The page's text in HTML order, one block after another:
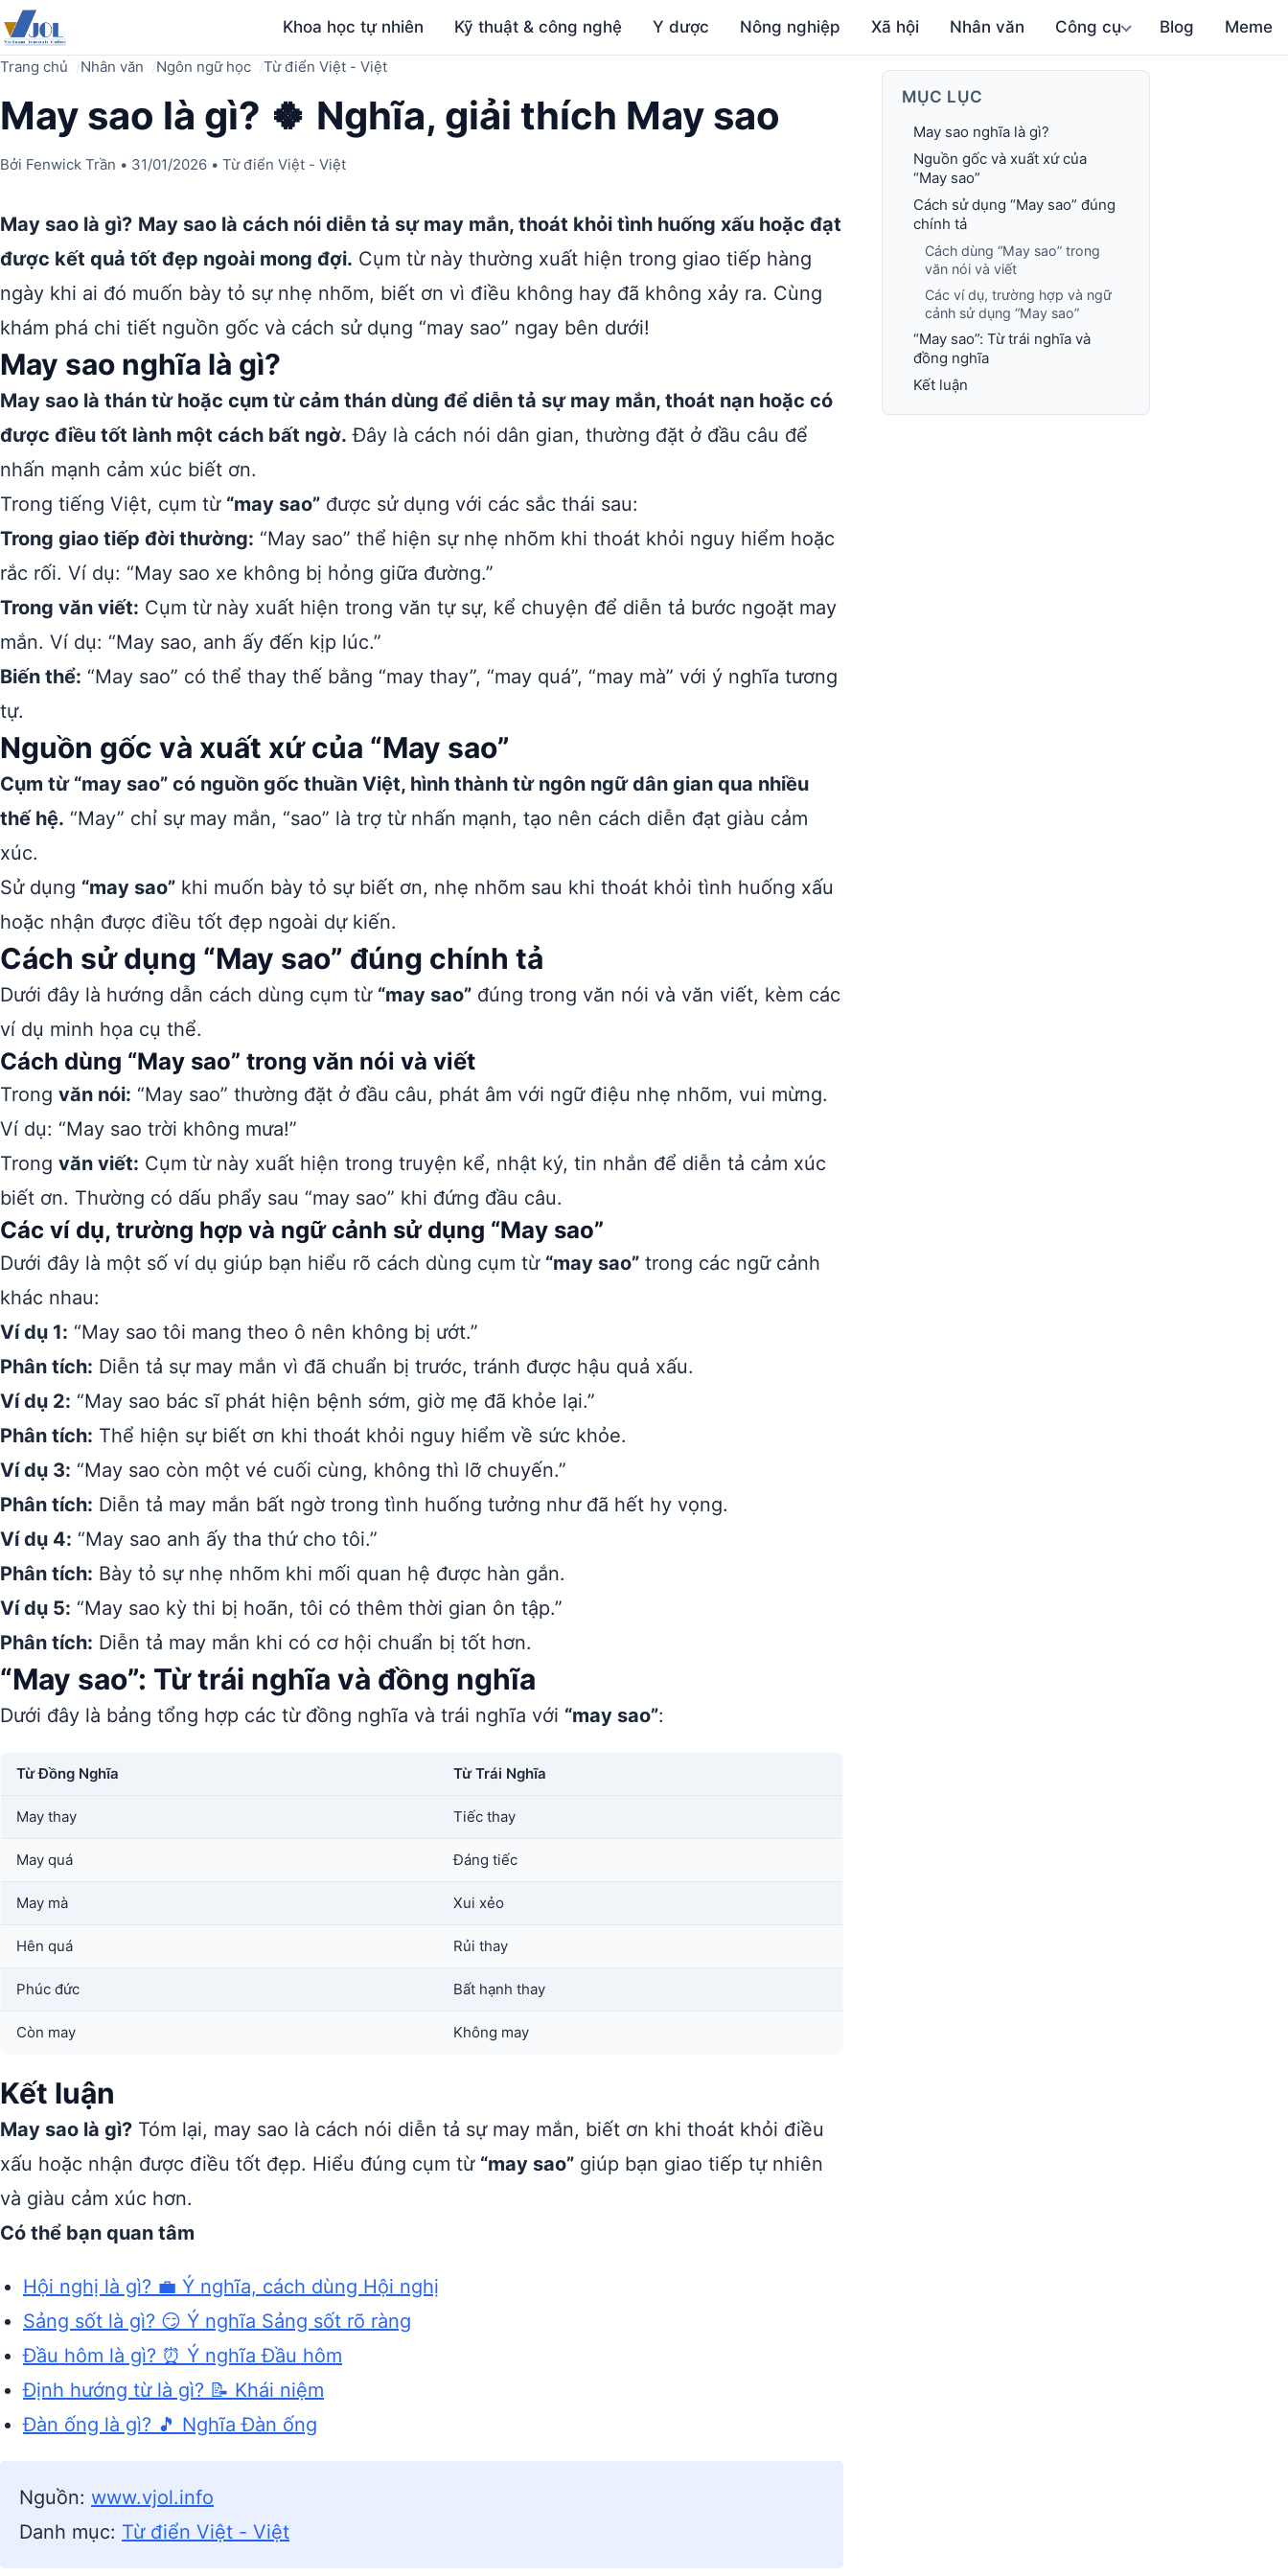
Khoa học tự nhiên Kỹ thuật & công nghệ Y dược Nông nghiệp Xã hội Nhân văn Công cụ Blog Meme
Trang chủ Nhân văn Ngôn ngữ học Từ điển Việt - Việt
May sao là gì? 🍀 Nghĩa, giải thích May sao
Bởi Fenwick Trần • 31/01/2026 • Từ điển Việt - Việt
May sao là gì? May sao là cách nói diễn tả sự may mắn, thoát khỏi tình huống xấu hoặc đạt
được kết quả tốt đẹp ngoài mong đợi. Cụm từ này thường xuất hiện trong giao tiếp hàng
ngày khi ai đó muốn bày tỏ sự nhẹ nhõm, biết ơn vì điều không hay đã không xảy ra. Cùng
khám phá chi tiết nguồn gốc và cách sử dụng “may sao” ngay bên dưới!
May sao nghĩa là gì?
May sao là thán từ hoặc cụm từ cảm thán dùng để diễn tả sự may mắn, thoát nạn hoặc có
được điều tốt lành một cách bất ngờ. Đây là cách nói dân gian, thường đặt ở đầu câu để
nhấn mạnh cảm xúc biết ơn.
Trong tiếng Việt, cụm từ “may sao” được sử dụng với các sắc thái sau:
Trong giao tiếp đời thường: “May sao” thể hiện sự nhẹ nhõm khi thoát khỏi nguy hiểm hoặc
rắc rối. Ví dụ: “May sao xe không bị hỏng giữa đường.”
Trong văn viết: Cụm từ này xuất hiện trong văn tự sự, kể chuyện để diễn tả bước ngoặt may
mắn. Ví dụ: “May sao, anh ấy đến kịp lúc.”
Biến thể: “May sao” có thể thay thế bằng “may thay”, “may quá”, “may mà” với ý nghĩa tương
tự.
Nguồn gốc và xuất xứ của “May sao”
Cụm từ “may sao” có nguồn gốc thuần Việt, hình thành từ ngôn ngữ dân gian qua nhiều
thế hệ. “May” chỉ sự may mắn, “sao” là trợ từ nhấn mạnh, tạo nên cách diễn đạt giàu cảm
xúc.
Sử dụng “may sao” khi muốn bày tỏ sự biết ơn, nhẹ nhõm sau khi thoát khỏi tình huống xấu
hoặc nhận được điều tốt đẹp ngoài dự kiến.
Cách sử dụng “May sao” đúng chính tả
Dưới đây là hướng dẫn cách dùng cụm từ “may sao” đúng trong văn nói và văn viết, kèm các
ví dụ minh họa cụ thể.
Cách dùng “May sao” trong văn nói và viết
Trong văn nói: “May sao” thường đặt ở đầu câu, phát âm với ngữ điệu nhẹ nhõm, vui mừng.
Ví dụ: “May sao trời không mưa!”
Trong văn viết: Cụm từ này xuất hiện trong truyện kể, nhật ký, tin nhắn để diễn tả cảm xúc
biết ơn. Thường có dấu phẩy sau “may sao” khi đứng đầu câu.
Các ví dụ, trường hợp và ngữ cảnh sử dụng “May sao”
Dưới đây là một số ví dụ giúp bạn hiểu rõ cách dùng cụm từ “may sao” trong các ngữ cảnh
khác nhau:
Ví dụ 1: “May sao tôi mang theo ô nên không bị ướt.”
Phân tích: Diễn tả sự may mắn vì đã chuẩn bị trước, tránh được hậu quả xấu.
Ví dụ 2: “May sao bác sĩ phát hiện bệnh sớm, giờ mẹ đã khỏe lại.”
Phân tích: Thể hiện sự biết ơn khi thoát khỏi nguy hiểm về sức khỏe.
Ví dụ 3: “May sao còn một vé cuối cùng, không thì lỡ chuyến.”
Phân tích: Diễn tả may mắn bất ngờ trong tình huống tưởng như đã hết hy vọng.
Ví dụ 4: “May sao anh ấy tha thứ cho tôi.”
Phân tích: Bày tỏ sự nhẹ nhõm khi mối quan hệ được hàn gắn.
Ví dụ 5: “May sao kỳ thi bị hoãn, tôi có thêm thời gian ôn tập.”
Phân tích: Diễn tả may mắn khi có cơ hội chuẩn bị tốt hơn.
“May sao”: Từ trái nghĩa và đồng nghĩa
Dưới đây là bảng tổng hợp các từ đồng nghĩa và trái nghĩa với “may sao”:
Từ Đồng Nghĩa Từ Trái Nghĩa
May thay Tiếc thay
May quá Đáng tiếc
May mà Xui xẻo
Hên quá Rủi thay
Phúc đức Bất hạnh thay
Còn may Không may
Kết luận
May sao là gì? Tóm lại, may sao là cách nói diễn tả sự may mắn, biết ơn khi thoát khỏi điều
xấu hoặc nhận được điều tốt đẹp. Hiểu đúng cụm từ “may sao” giúp bạn giao tiếp tự nhiên
và giàu cảm xúc hơn.
Có thể bạn quan tâm
Hội nghị là gì? 💼 Ý nghĩa, cách dùng Hội nghị
Sảng sốt là gì? 😏 Ý nghĩa Sảng sốt rõ ràng
Đầu hôm là gì? ⏰ Ý nghĩa Đầu hôm
Định hướng từ là gì? 📝 Khái niệm
Đàn ống là gì? 🎵 Nghĩa Đàn ống
Nguồn: www.vjol.info
Danh mục: Từ điển Việt - Việt
MỤC LỤC
May sao nghĩa là gì?
Nguồn gốc và xuất xứ của
“May sao”
Cách sử dụng “May sao” đúng
chính tả
Cách dùng “May sao” trong
văn nói và viết
Các ví dụ, trường hợp và ngữ
cảnh sử dụng “May sao”
“May sao”: Từ trái nghĩa và
đồng nghĩa
Kết luận